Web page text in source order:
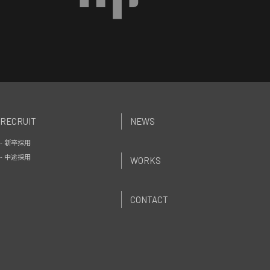
RECRUIT
- 新卒採用
- 中途採用
NEWS
WORKS
CONTACT